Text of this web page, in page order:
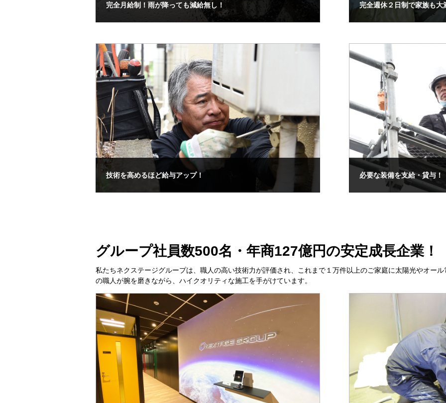
完全月給制！雨が降っても減給無し！ 完全週休２日制で家族も大
技術を高めるほど給与アップ！ 必要な装備を支給・貸与！
グループ社員数500名・年商127億円の安定成長企業！
私たちネクステージグループは、職人の高い技術力が評価され、これまで１万件以上のご家庭に太陽光やオー
の職人が腕を磨きながら、ハイクオリティな施工を手がけています。